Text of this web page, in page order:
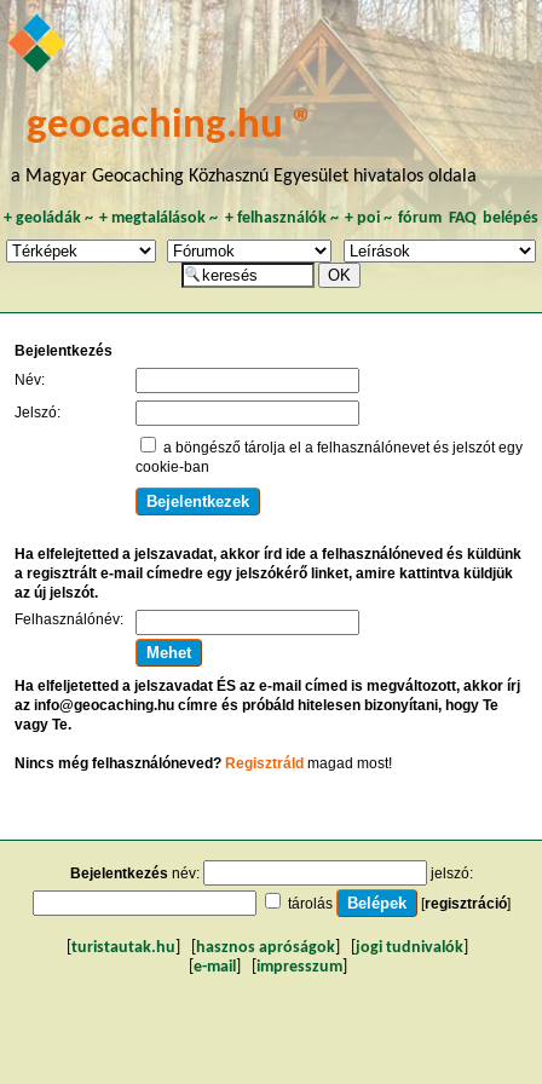
geocaching.hu ®
a Magyar Geocaching Közhasznú Egyesület hivatalos oldala
+ geoládák~ +megtalálások ~ + felhasználók~ + poi~ fórum FAQ belépés
Bejelentkezés
Név:
Jelszó:
a böngésző tárolja el a felhasználónevet és jelszót egy
cookie-ban
Ha elfelejtetted a jelszavadat, akkor írd ide a felhasználóneved és küldünk
a regisztrált e-mail címedre egy jelszókérő linket, amire kattintva küldjük
az új jelszót.
Felhasználónév:
Ha elfeljetetted a jelszavadat ÉS az e-mail címed is megváltozott, akkor írj
az info@geocaching.hu címre és próbáld hitelesen bizonyítani, hogy Te
vagy Te.
Nincs még felhasználóneved? Regisztráldmagad most!
Bejelentkezés név:
jelszó:
tárolás
[regisztráció]
turistautak.hu hasznos apróságok jogi tudnivalók
e-mail impresszum]